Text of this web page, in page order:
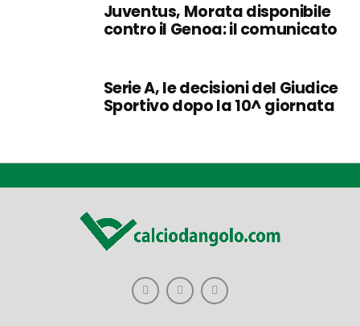
Juventus, Morata disponibile
contro il Genoa: il comunicato
Serie A, le decisioni del Giudice
Sportivo dopo la 10^ giornata